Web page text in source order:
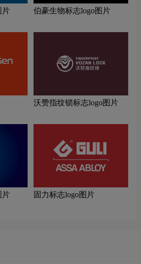
片 伯豪生物标志logo图片
沃赞指纹锁标志logo图片
片 固力标志logo图片